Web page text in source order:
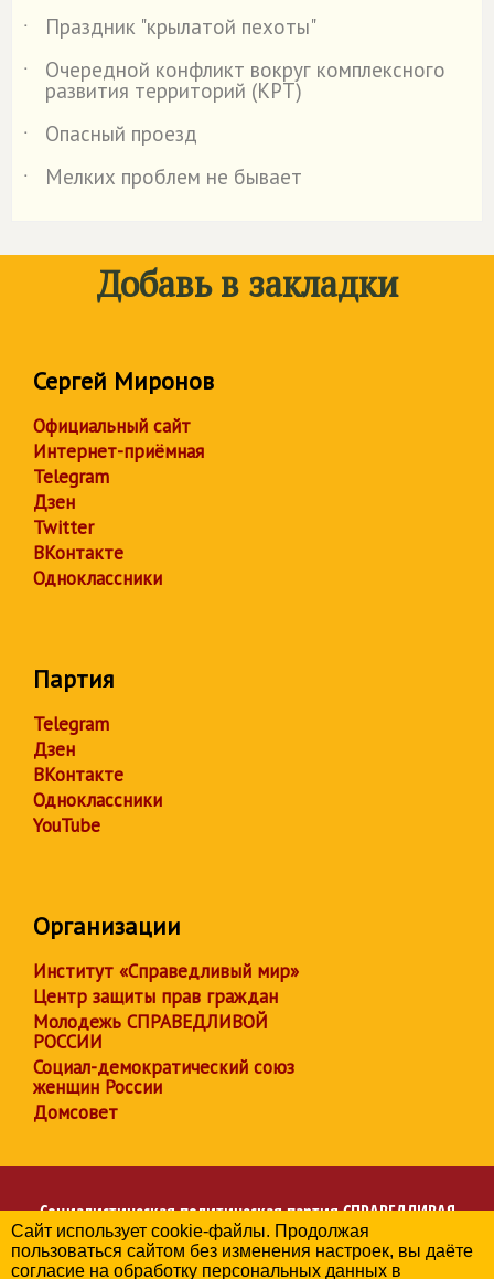
˙
Праздник "крылатой пехоты"
˙
Очередной конфликт вокруг комплексного
развития территорий (КРТ)
˙
Опасный проезд
˙
Мелких проблем не бывает
Добавь в закладки
Сергей Миронов
Официальный сайт
Интернет-приёмная
Telegram
Дзен
Twitter
ВКонтакте
Одноклассники
Партия
Telegram
Дзен
ВКонтакте
Одноклассники
YouTube
Организации
Институт «Справедливый мир»
Центр защиты прав граждан
Молодежь СПРАВЕДЛИВОЙ
РОССИИ
Социал-демократический союз
женщин России
Домсовет
Социалистическая политическая партияСПРАВЕДЛИВАЯ
РОССИЯ
Региональное отделение партии в Челябинской области
Сайт использует cookie-файлы. Продолжая
пользоваться сайтом без изменения настроек, вы даёте
согласие на обработку персональных данных в